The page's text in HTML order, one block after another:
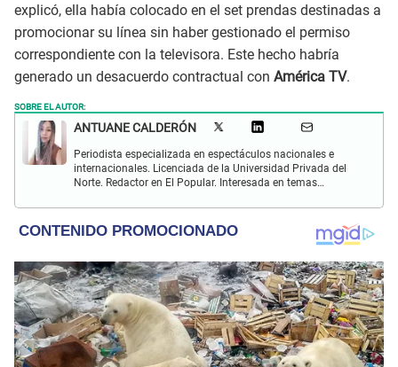
explicó, ella había colocado en el set prendas destinadas a
promocionar su línea sin haber gestionado el permiso
correspondiente con la televisora. Este hecho habría
generado un desacuerdo contractual con América TV.
SOBRE EL AUTOR:
ANTUANE CALDERÓN
Periodista especializada en espectáculos nacionales e
internacionales. Licenciada de la Universidad Privada del
Norte. Redactor en El Popular. Interesada en temas
y televisión.